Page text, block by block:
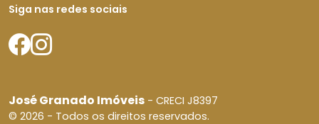
Siga nas redes sociais
José Granado Imóveis - CRECI J8397
© 2026 - Todos os direitos reservados.